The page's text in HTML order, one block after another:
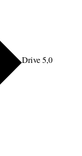
Drive 5,0